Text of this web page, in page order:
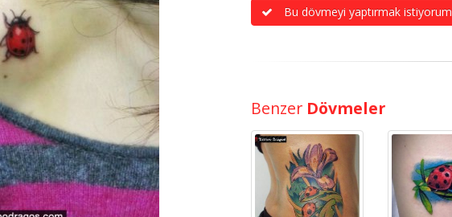
Bu dövmeyi yaptırmak istiyorum
Benzer Dövmeler